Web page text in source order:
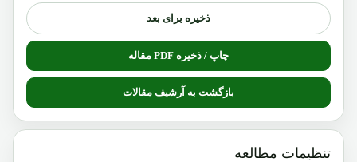
ذخیره برای بعد
چاپ / ذخیره PDF مقاله
بازگشت به آرشیف مقالات
تنظیمات مطالعه